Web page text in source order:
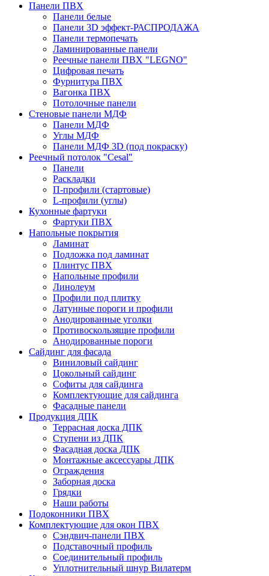
Панели ПВХ
Панели белые
Панели 3D эффект-РАСПРОДАЖА
Панели термопечать
Ламинированные панели
Реечные панели ПВХ "LEGNO"
Цифровая печать
Фурнитура ПВХ
Вагонка ПВХ
Потолочные панели
Стеновые панели МДФ
Панели МДФ
Углы МДФ
Панели МДФ 3D (под покраску)
Реечный потолок "Cesal"
Панели
Раскладки
П-профили (стартовые)
L-профили (углы)
Кухонные фартуки
Фартуки ПВХ
Напольные покрытия
Ламинат
Подложка под ламинат
Плинтус ПВХ
Напольные профили
Линолеум
Профили под плитку
Латунные пороги и профили
Анодированные уголки
Противоскользящие профили
Анодированные пороги
Сайдинг для фасада
Виниловый сайдинг
Цокольный сайдинг
Софиты для сайдинга
Комплектующие для сайдинга
Фасадные панели
Продукция ДПК
Террасная доска ДПК
Ступени из ДПК
Фасадная доска ДПК
Монтажные аксессуары ДПК
Ограждения
Заборная доска
Грядки
Наши работы
Подоконники ПВХ
Комплектующие для окон ПВХ
Сэндвич-панели ПВХ
Подставочный профиль
Соединительный профиль
Уплотнительный шнур Вилатерм